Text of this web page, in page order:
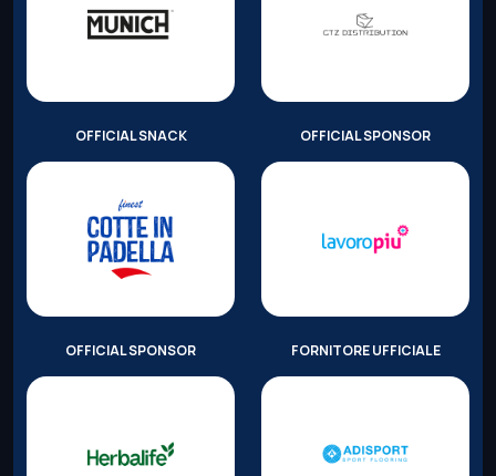
OFFICIAL SNACK OFFICIAL SPONSOR
OFFICIAL SPONSOR FORNITORE UFFICIALE